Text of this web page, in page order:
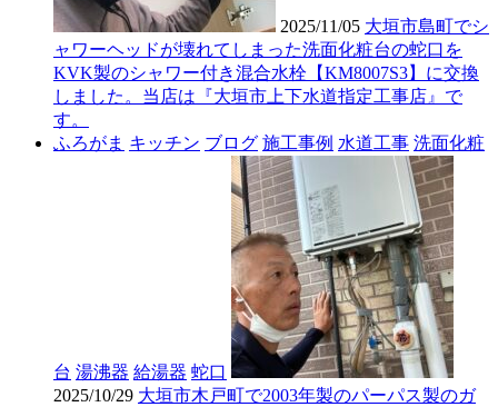
2025/11/05 大垣市島町でシ
ャワーヘッドが壊れてしまった洗面化粧台の蛇口を
KVK製のシャワー付き混合水栓【KM8007S3】に交換
しました。当店は『大垣市上下水道指定工事店』で
す。
ふろがま キッチン ブログ 施工事例 水道工事 洗面化粧
台 湯沸器 給湯器 蛇口
2025/10/29 大垣市木戸町で2003年製のパーパス製のガ